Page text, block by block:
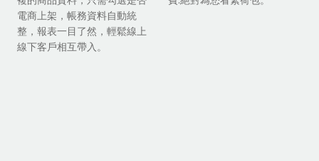
電商上架，帳務資料自動統
整，報表一目了然，輕鬆線上
線下客戶相互帶入。